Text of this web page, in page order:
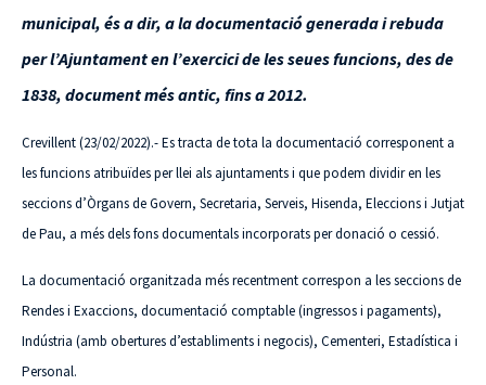
municipal, és a dir, a la documentació generada i rebuda
per l’Ajuntament en l’exercici de les seues funcions, des de
1838, document més antic, fins a 2012.
Crevillent (23/02/2022).- Es tracta de tota la documentació corresponent a
les funcions atribuïdes per llei als ajuntaments i que podem dividir en les
seccions d’Òrgans de Govern, Secretaria, Serveis, Hisenda, Eleccions i Jutjat
de Pau, a més dels fons documentals incorporats per donació o cessió.
La documentació organitzada més recentment correspon a les seccions de
Rendes i Exaccions, documentació comptable (ingressos i pagaments),
Indústria (amb obertures d’establiments i negocis), Cementeri, Estadística i
Personal.